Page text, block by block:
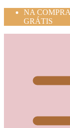
NA
GRÁTIS